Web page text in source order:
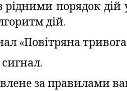
рідними порядок дій
дій.
«Повітряна
за правилами